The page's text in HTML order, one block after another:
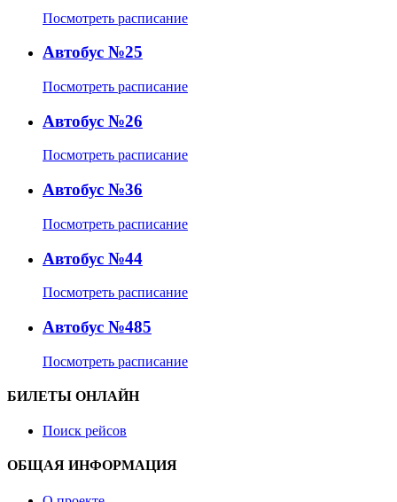
Посмотреть расписание
Автобус №25
Посмотреть расписание
Автобус №26
Посмотреть расписание
Автобус №36
Посмотреть расписание
Автобус №44
Посмотреть расписание
Автобус №485
Посмотреть расписание
БИЛЕТЫ ОНЛАЙН
Поиск рейсов
ОБЩАЯ ИНФОРМАЦИЯ